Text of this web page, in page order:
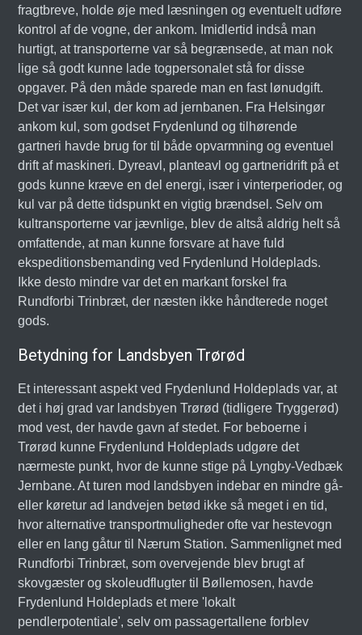
fragtbreve, holde øje med læsningen og eventuelt udføre
kontrol af de vogne, der ankom. Imidlertid indså man
hurtigt, at transporterne var så begrænsede, at man nok
lige så godt kunne lade togpersonalet stå for disse
opgaver. På den måde sparede man en fast lønudgift.
Det var især kul, der kom ad jernbanen. Fra Helsingør
ankom kul, som godset Frydenlund og tilhørende
gartneri havde brug for til både opvarmning og eventuel
drift af maskineri. Dyreavl, planteavl og gartneridrift på et
gods kunne kræve en del energi, især i vinterperioder, og
kul var på dette tidspunkt en vigtig brændsel. Selv om
kultransporterne var jævnlige, blev de altså aldrig helt så
omfattende, at man kunne forsvare at have fuld
ekspeditionsbemanding ved Frydenlund Holdeplads.
Ikke desto mindre var det en markant forskel fra
Rundforbi Trinbræt, der næsten ikke håndterede noget
gods.
Betydning for Landsbyen Trørød
Et interessant aspekt ved Frydenlund Holdeplads var, at
det i høj grad var landsbyen Trørød (tidligere Tryggerød)
mod vest, der havde gavn af stedet. For beboerne i
Trørød kunne Frydenlund Holdeplads udgøre det
nærmeste punkt, hvor de kunne stige på Lyngby-Vedbæk
Jernbane. At turen mod landsbyen indebar en mindre gå-
eller køretur ad landvejen betød ikke så meget i en tid,
hvor alternative transportmuligheder ofte var hestevogn
eller en lang gåtur til Nærum Station. Sammenlignet med
Rundforbi Trinbræt, som overvejende blev brugt af
skovgæster og skoleudflugter til Bøllemosen, havde
Frydenlund Holdeplads et mere 'lokalt
pendlerpotentiale', selv om passagertallene forblev